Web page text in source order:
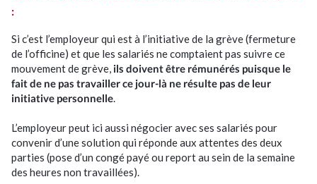
:
Si c’est l’employeur qui est à l’initiative de la grève (fermeture
de l’officine) et que les salariés ne comptaient pas suivre ce
mouvement de grève, ils doivent être rémunérés puisque le
fait de ne pas travailler ce jour-là ne résulte pas de leur
initiative personnelle.
L’employeur peut ici aussi négocier avec ses salariés pour
convenir d’une solution qui réponde aux attentes des deux
parties (pose d’un congé payé ou report au sein de la semaine
des heures non travaillées).